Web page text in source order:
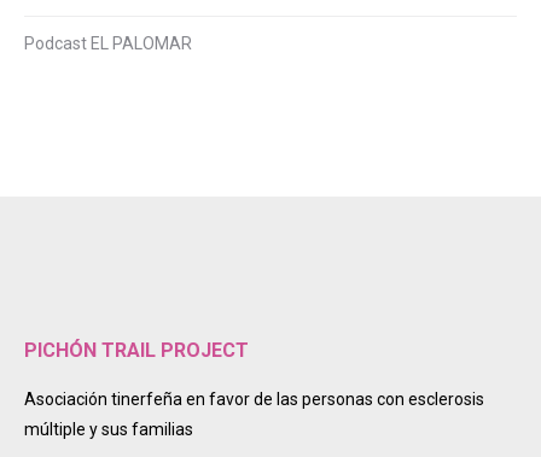
Podcast EL PALOMAR
PICHÓN TRAIL PROJECT
Asociación tinerfeña en favor de las personas con esclerosis
múltiple y sus familias